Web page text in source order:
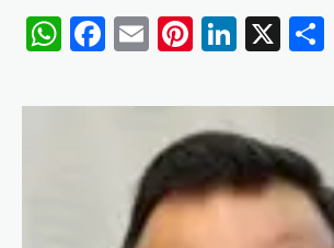
WhatsApp
Facebook
EmailPinterest
LinkedIn
X